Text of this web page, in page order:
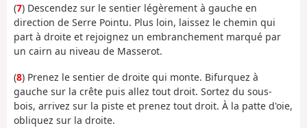
(7) Descendez sur le sentier légèrement à gauche en
direction de Serre Pointu. Plus loin, laissez le chemin qui
part à droite et rejoignez un embranchement marqué par
un cairn au niveau de Masserot.
(8) Prenez le sentier de droite qui monte. Bifurquez à
gauche sur la crête puis allez tout droit. Sortez du sous-
bois, arrivez sur la piste et prenez tout droit. À la patte d'oie,
obliquez sur la droite.